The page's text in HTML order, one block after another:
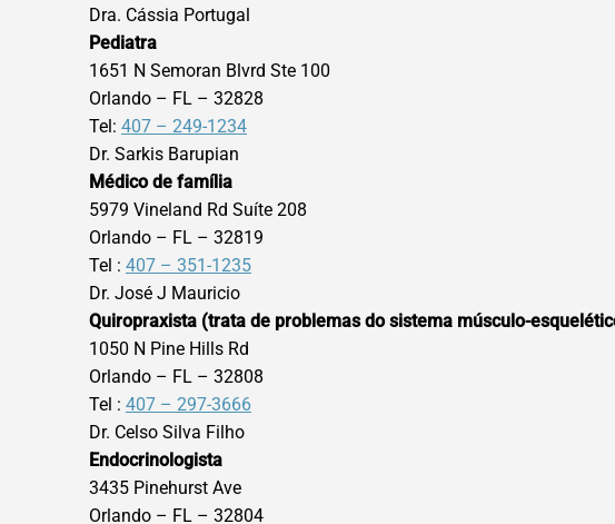
Dra. Cássia Portugal
Pediatra
1651 N Semoran Blvrd Ste 100
Orlando – FL – 32828
Tel: 407 – 249-1234
Dr. Sarkis Barupian
Médico de família
5979 Vineland Rd Suíte 208
Orlando – FL – 32819
Tel : 407 – 351-1235
Dr. José J Mauricio
Quiropraxista (trata de problemas do sistema músculo-
1050 N Pine Hills Rd
Orlando – FL – 32808
Tel : 407 – 297-3666
Dr. Celso Silva Filho
Endocrinologista
3435 Pinehurst Ave
Orlando – FL – 32804